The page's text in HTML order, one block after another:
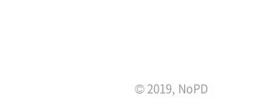
© 2019, NoPD